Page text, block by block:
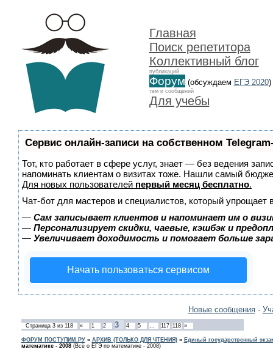
Главная
Поиск репетитора
Коллективный блог
публикаций
Форум (обсуждаем ЕГЭ 2020)
тем и сообщений
Для учебы
Сервис онлайн-записи на собственном
Тот, кто работает в сфере услуг, знает — без ведения
напоминать клиентам о визитах тоже. Нашли самый
Для новых пользователей первый месяц бесплатно.
Чат-бот для мастеров и специалистов, который упрощает
— Сам записывает клиентов и напоминает им о
— Персонализирует скидки, чаевые, кэшбэк и
— Увеличивает доходимость и помогает больше
Начать пользоваться сервисом
Новые сообщения·
Страница 3из 118 « 1 2 3 4 5 … 117 118 »
ФОРУМ ПОСТУПИМ.РУ» АРХИВ (ТОЛЬКО ДЛЯ ЧТЕНИЯ)» Единый государственный
математике - 2008 (Всё о ЕГЭ по математике - 2008)